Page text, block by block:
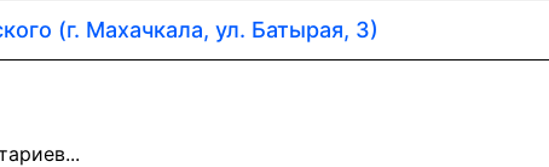
(г. Махачкала, ул. Батырая, 3)